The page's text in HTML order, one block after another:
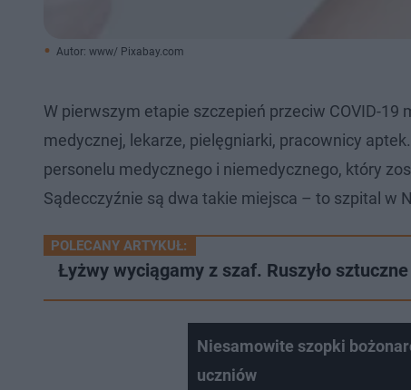
Autor: www/ Pixabay.com
W pierwszym etapie szczepień przeciw COVID-
medycznej, lekarze, pielęgniarki, pracownicy
personelu medycznego i niemedycznego, który
Sądecczyźnie są dwa takie miejsca – to szpital w
POLECANY ARTYKUŁ:
Łyżwy wyciągamy z szaf. Ruszyło
Niesamowite szopki
uczniów